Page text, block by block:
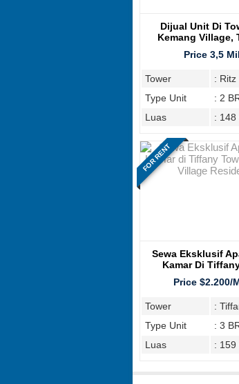
Dijual Unit Di
Kemang Village,
Price 3,5
Tower
: Ritz
Type Unit
: 2
Luas
: 148
FOR RENT
Sewa Eksklusif
Kamar Di
Kemang Village
Price $2.200/
Tower
:
Type Unit
: 3
Luas
: 159